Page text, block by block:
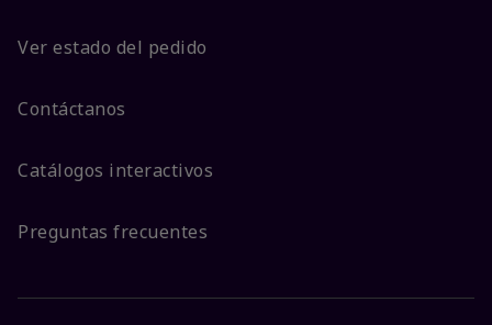
Ver estado del pedido
Contáctanos
Catálogos interactivos
Preguntas frecuentes